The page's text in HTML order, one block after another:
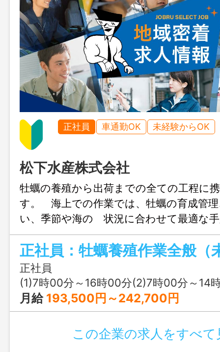
正社員 車通勤OK 未経験からOK
松下水産株式会社
牡蠣の養殖から出荷までの全ての工程に
す。 海上での作業では、牡蠣の育成管
い、季節や海の 状況に合わせて最適な
ます。 陸上では、選別、洗浄、加工、梱
業を担当し、全国 へ新鮮な牡蠣を届け
者でも、チームでしっかりサポート 最
からスタートし、徐々にできることを
ます。 ・生産加工 沖での作業（イカダ
けなど） ・ムキ身加工、出荷、顧客対
選別 【変更範囲：変更なし】
正社員
(1)7時00分～16時00分(2)7時00分～14
月給 193,500円～242,700円
この企業の求人をすべて